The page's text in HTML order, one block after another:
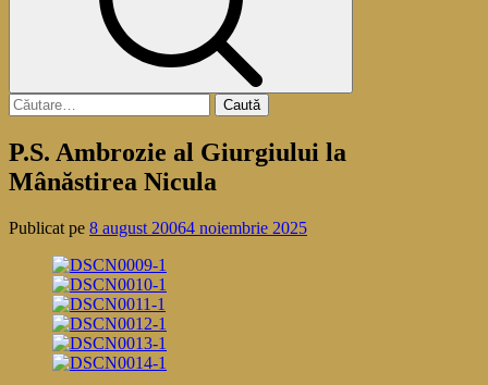
Caută
după:
P.S. Ambrozie al Giurgiului la
Mânăstirea Nicula
Publicat pe 8 august 20064 noiembrie 2025